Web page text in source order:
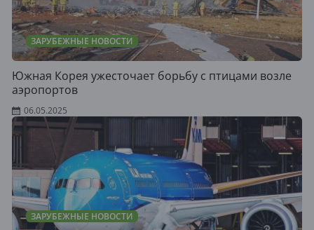
ЗАРУБЕЖНЫЕ НОВОСТИ
Южная Корея ужесточает борьбу с птицами возле
аэропортов
06.05.2025
ЗАРУБЕЖНЫЕ НОВОСТИ